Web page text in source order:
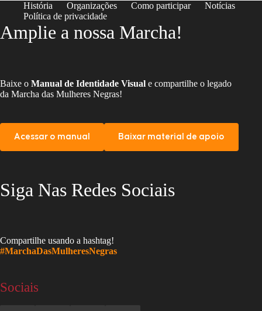
História Organizações Como participar
Notícias
Política de privacidade
Amplie a nossa Marcha!
Baixe o Manual de Identidade Visual e compartilhe o legado
da Marcha das Mulheres Negras!
Acessar o manual Baixar material de apoio
Siga Nas Redes Sociais
Compartilhe usando a hashtag!
#MarchaDasMulheresNegras
Sociais